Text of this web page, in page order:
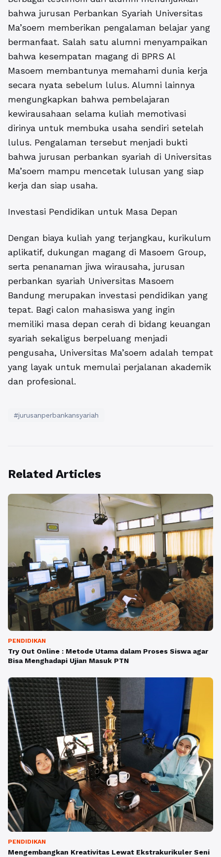
bahwa jurusan Perbankan Syariah Universitas
Ma’soem memberikan pengalaman belajar yang
bermanfaat. Salah satu alumni menyampaikan
bahwa kesempatan magang di BPRS Al
Masoem membantunya memahami dunia kerja
secara nyata sebelum lulus. Alumni lainnya
mengungkapkan bahwa pembelajaran
kewirausahaan selama kuliah memotivasi
dirinya untuk membuka usaha sendiri setelah
lulus. Pengalaman tersebut menjadi bukti
bahwa jurusan perbankan syariah di Universitas
Ma’soem mampu mencetak lulusan yang siap
kerja dan siap usaha.
Investasi Pendidikan untuk Masa Depan
Dengan biaya kuliah yang terjangkau, kurikulum
aplikatif, dukungan magang di Masoem Group,
serta penanaman jiwa wirausaha, jurusan
perbankan syariah Universitas Masoem
Bandung merupakan investasi pendidikan yang
tepat. Bagi calon mahasiswa yang ingin
memiliki masa depan cerah di bidang keuangan
syariah sekaligus berpeluang menjadi
pengusaha, Universitas Ma’soem adalah tempat
yang layak untuk memulai perjalanan akademik
dan profesional.
#jurusanperbankansyariah
Related Articles
PENDIDIKAN
Try Out Online : Metode Utama dalam Proses Siswa agar
Bisa Menghadapi Ujian Masuk PTN
PENDIDIKAN
Mengembangkan Kreativitas Lewat Ekstrakurikuler Seni